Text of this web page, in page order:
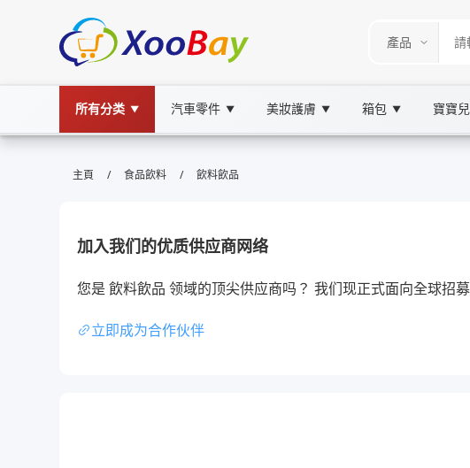
所有分类 ▼ 汽車零件 ▼ 美妝護膚 ▼ 箱包 ▼ 寶寶
飲料飲品 | XOOBAY B2B/B2C
主頁 / 食品飲料 / 飲料飲品
加入我们的优质供应商网络
您是 飲料飲品 领域的顶尖供应商吗？ 我们现正式面向全球招
立即成为合作伙伴